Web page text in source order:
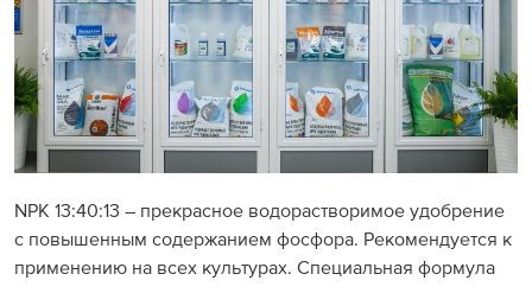
NPK 13:40:13 – прекрасное водорастворимое удобрение
с повышенным содержанием фосфора. Рекомендуется к
применению на всех культурах. Специальная формула